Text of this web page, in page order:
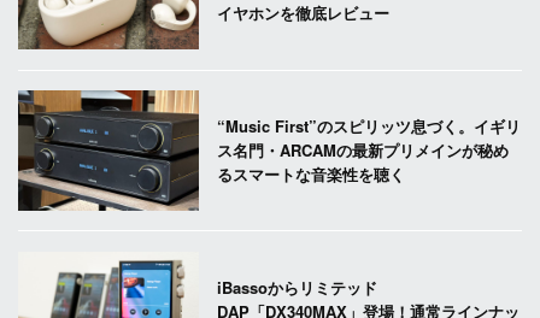
イヤホンを徹底レビュー
“Music First”のスピリッツ息づく。イギリ
ス名門・ARCAMの最新プリメインが秘め
るスマートな音楽性を聴く
iBassoからリミテッド
DAP「DX340MAX」登場！通常ラインナッ